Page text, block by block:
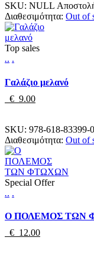
SKU: NULL
Διαθεσιμότητα: Out of
Top sales
.. .
Γαλάζιο μελανό
€ 9.00
SKU: 978-618-83399-
Διαθεσιμότητα: Out of
Special Offer
.. .
Ο ΠΟΛΕΜΟΣ ΤΩΝ
€ 12.00